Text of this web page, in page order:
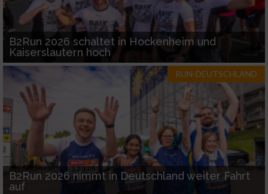
B2Run 2026 schaltet in Hockenheim und
Kaiserslautern hoch
RUN-DEUTSCHLAND
B2Run 2026 nimmt in Deutschland weiter Fahrt
auf